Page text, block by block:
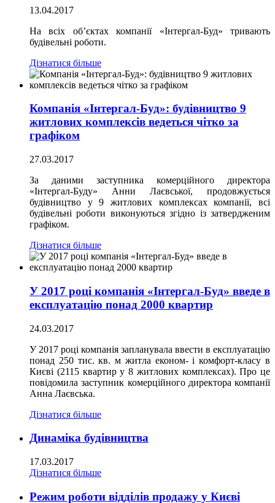
13.04.2017
На всіх об’єктах компанії «Інтергал-Буд» тривають
будівельні роботи.
Дізнатися більше
Компанія «Інтергал-Буд»: будівництво 9
житлових комплексів ведеться чітко за
графіком
27.03.2017
За даними заступника комерційного директора
«Інтергал-Буду» Анни Лаєвської, продовжується
будівництво у 9 житлових комплексах компанії, всі
будівельні роботи виконуються згідно із затвердженим
графіком.
Дізнатися більше
У 2017 році компанія «Інтергал-Буд» введе в
експлуатацію понад 2000 квартир
24.03.2017
У 2017 році компанія запланувала ввести в експлуатацію
понад 250 тис. кв. м житла економ- і комфорт-класу в
Києві (2115 квартир у 8 житлових комплексах). Про це
повідомила заступник комерційного директора компанії
Анна Лаєвська.
Дізнатися більше
Динаміка будівництва
17.03.2017
Дізнатися більше
Режим роботи відділів продажу у Києві